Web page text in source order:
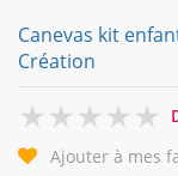
Canevas kit
Création
0
Ajouter à mes